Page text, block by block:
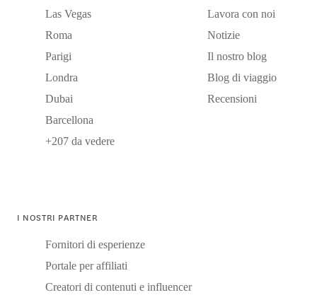
Las Vegas
Roma
Parigi
Londra
Dubai
Barcellona
+207 da vedere
Lavora con noi
Notizie
Il nostro blog
Blog di viaggio
Recensioni
I NOSTRI PARTNER
Fornitori di esperienze
Portale per affiliati
Creatori di contenuti e influencer